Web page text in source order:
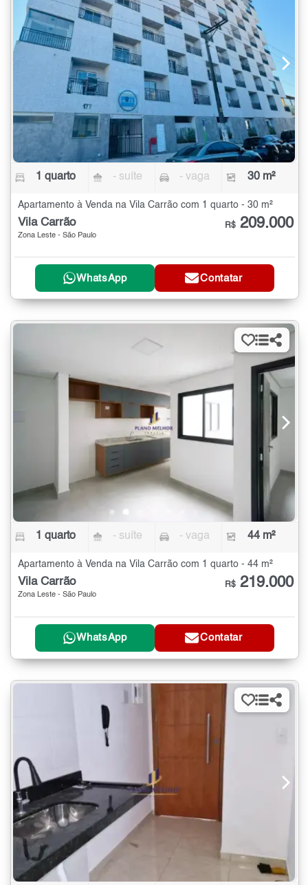
1 quarto - suíte - vaga 30 m²
Apartamento à Venda na Vila Carrão com 1 quarto - 30 m²
Vila Carrão
Zona Leste - São Paulo
R$ 209.000
WhatsApp Contatar
1 quarto - suíte - vaga 44 m²
Apartamento à Venda na Vila Carrão com 1 quarto - 44 m²
Vila Carrão
Zona Leste - São Paulo
R$ 219.000
WhatsApp Contatar